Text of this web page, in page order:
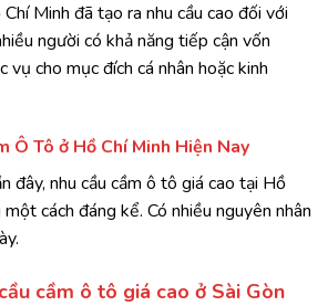
Minh đã tạo ra nhu cầu cao đối với
người có khả năng tiếp cận vốn
vụ cho mục đích cá nhân hoặc kinh
Ô Tô ở Hồ Chí Minh Hiện Nay
đây, nhu cầu cầm ô tô giá cao tại Hồ
cách đáng kể. Có nhiều nguyên nhân
cầm ô tô giá cao ở Sài Gòn